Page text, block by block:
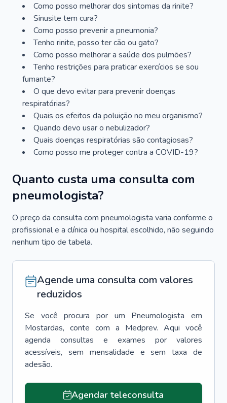
Como posso melhorar dos sintomas da rinite?
Sinusite tem cura?
Como posso prevenir a pneumonia?
Tenho rinite, posso ter cão ou gato?
Como posso melhorar a saúde dos pulmões?
Tenho restrições para praticar exercícios se sou
fumante?
O que devo evitar para prevenir doenças
respiratórias?
Quais os efeitos da poluição no meu organismo?
Quando devo usar o nebulizador?
Quais doenças respiratórias são contagiosas?
Como posso me proteger contra a COVID-19?
Quanto custa uma consulta com
pneumologista?
O preço da consulta com pneumologista varia conforme o
profissional e a clínica ou hospital escolhido, não seguindo
nenhum tipo de tabela.
Agende uma consulta com valores
reduzidos
Se você procura por um Pneumologista
em
Mostardas, conte com a Medprev. Aqui você
agenda consultas e exames por valores
acessíveis, sem mensalidade e sem taxa de
adesão.
Agendar teleconsulta